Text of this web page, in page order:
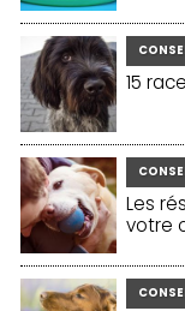
15
Les
votre